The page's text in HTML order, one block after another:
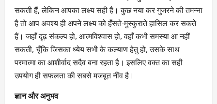
सकती हैं, लेकिन आपका लक्ष्य सही है। कुछ नया कर गुजरने की तमन्ना
है तो आप अवश्य ही अपने लक्ष्य को हँसते-मुस्कुराते हासिल कर सकते
हैं। जहाँ दृढ़ संकल्प हो, आत्मविश्वास हो, वहाँ कभी समस्या आ नहीं
सकती, चूँकि जिसका ध्येय सभी के कल्याण हेतु हो, उसके साथ
परमात्मा का आशीर्वाद सदैव बना रहता है। इसलिए वक्त का सही
उपयोग ही सफलता की सबसे मजबूत नींव है।
ज्ञान और अनुभव